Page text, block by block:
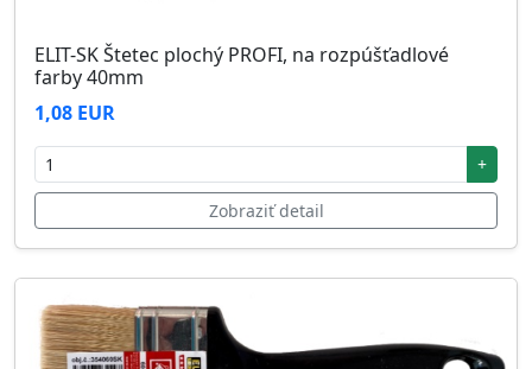
ELIT-SK Štetec plochý PROFI, na rozpúšťadlové
farby 40mm
1,08 EUR
+
Zobraziť detail